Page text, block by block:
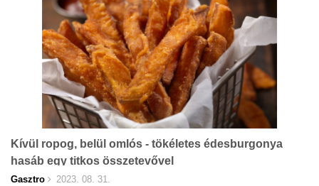
Kívül ropog, belül omlós - tökéletes édesburgonya
hasáb egy titkos összetevővel
Gasztro 2023. 08. 31.